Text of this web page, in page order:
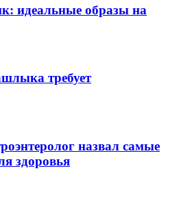
идеальные образы на
требует
назвал самые
здоровья